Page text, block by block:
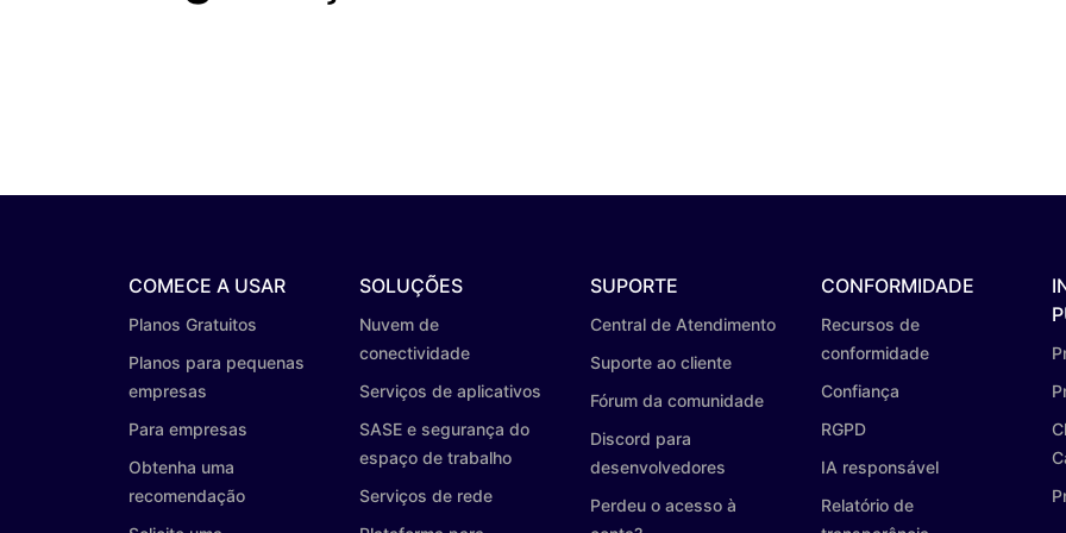
COMECE A USAR
Planos Gratuitos
Planos para pequenas
empresas
Para empresas
Obtenha uma
recomendação
SOLUÇÕES
Nuvem de
conectividade
Serviços de aplicativos
SASE e segurança do
espaço de trabalho
Serviços de rede
SUPORTE
Central de Atendimento
Suporte ao cliente
Fórum da comunidade
Discord para
desenvolvedores
Perdeu o acesso à
CONFORMIDADE
Recursos de
conformidade
Confiança
RGPD
IA responsável
Relatório de